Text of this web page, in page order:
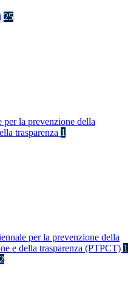
25
per la prevenzione della
trasparenza 1
per la prevenzione della
e della trasparenza (PTPCT) 1